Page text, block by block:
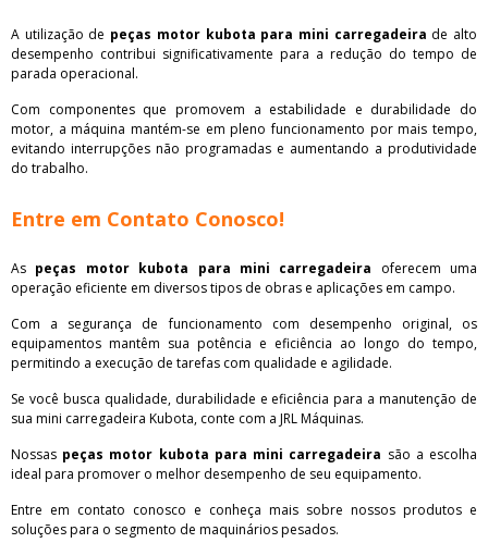
A utilização de peças motor kubota para mini carregadeira de alto
desempenho contribui significativamente para a redução do tempo de
parada operacional.
Com componentes que promovem a estabilidade e durabilidade do
motor, a máquina mantém-se em pleno funcionamento por mais tempo,
evitando interrupções não programadas e aumentando a produtividade
do trabalho.
Entre em Contato Conosco!
As peças motor kubota para mini carregadeira oferecem uma
operação eficiente em diversos tipos de obras e aplicações em campo.
Com a segurança de funcionamento com desempenho original, os
equipamentos mantêm sua potência e eficiência ao longo do tempo,
permitindo a execução de tarefas com qualidade e agilidade.
Se você busca qualidade, durabilidade e eficiência para a manutenção de
sua mini carregadeira Kubota, conte com a JRL Máquinas.
Nossas peças motor kubota para mini carregadeira são a escolha
ideal para promover o melhor desempenho de seu equipamento.
Entre em contato conosco e conheça mais sobre nossos produtos e
soluções para o segmento de maquinários pesados.